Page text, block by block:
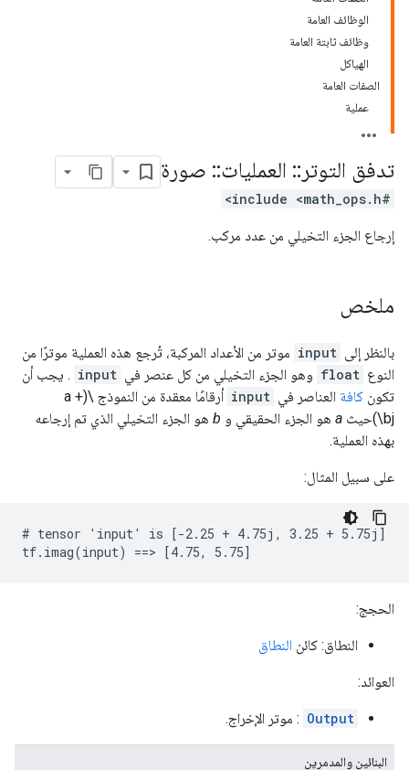
الوظائف العامة
وظائف ثابتة العامة
الهياكل
الصفات العامة
عملية
تدفق التوتر :: العمليات:: صورة
#include <math_ops.h>
إرجاع الجزء التخيلي من عدد مركب.
ملخص
بالنظر إلى input موتر من الأعداد المركبة، تُرجع هذه العملية موترًا من
النوع float وهو الجزء التخيلي من كل عنصر في input . يجب أن
تكون كافة العناصر في input
أرقامًا معقدة من النموذج \(a +
bj\)حيث
a هو الجزء الحقيقي و b هو الجزء التخيلي الذي تم إرجاعه
بهذه العملية.
على سبيل المثال:
# tensor 'input' is [-2.25 + 4.75j, 3.25 + 5.75j]
tf.imag(input) ==> [4.75, 5.75]
الحجج:
النطاق: كائن النطاق
العوائد:
Output : موتر الإخراج.
البنائين والمدمرين